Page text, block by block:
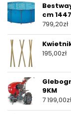
cm
799,20zł
195,00zł
9KM
7 199,00zł